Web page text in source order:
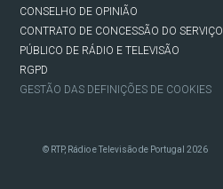
CONSELHO DE OPINIÃO
CONTRATO DE CONCESSÃO DO SERVIÇO
PÚBLICO DE RÁDIO E TELEVISÃO
RGPD
GESTÃO DAS DEFINIÇÕES DE COOKIES
© RTP, Rádio e Televisão de Portugal 2026